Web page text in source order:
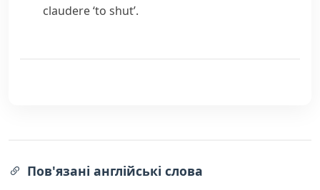
claudere‘to shut’.
Пов'язані англійські слова